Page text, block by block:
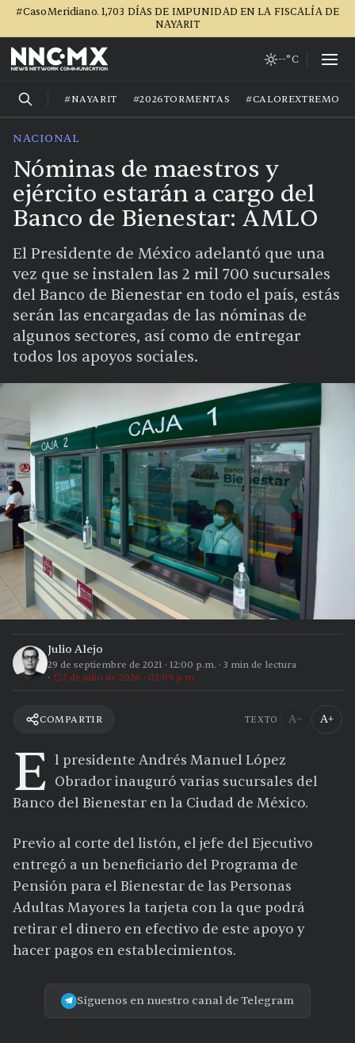
#CasoMeridiano. 1,703 DÍAS DE IMPUNIDAD EN LA FISCALÍA DE
NAYARIT
--°C
#NAYARIT #2026TORMENTAS #CALOREXTREMO
NACIONAL
Nóminas de maestros y
ejército estarán a cargo del
Banco de Bienestar: AMLO
El Presidente de México adelantó que una
vez que se instalen las 2 mil 700 sucursales
del Banco de Bienestar en todo el país, estás
serán las encargadas de las nóminas de
algunos sectores, así como de entregar
todos los apoyos sociales.
Julio Alejo
29 de septiembre de 2021 · 12:00 p.m. · 3 min de lectura
2 de julio de 2026 · 02:09 p.m.
COMPARTIR TEXTO A− A+
E l presidente Andrés Manuel López
Obrador inauguró varias sucursales del
Banco del Bienestar en la Ciudad de México.
Previo al corte del listón, el jefe del Ejecutivo
entregó a un beneficiario del Programa de
Pensión para el Bienestar de las Personas
Adultas Mayores la tarjeta con la que podrá
retirar el dinero en efectivo de este apoyo y
hacer pagos en establecimientos.
Síguenos en nuestro canal de Telegram